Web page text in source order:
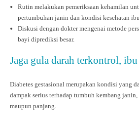
Rutin melakukan pemeriksaan kehamilan
pertumbuhan janin dan kondisi kesehatan ibu.
Diskusi dengan dokter mengenai metode
bayi diprediksi besar.
Jaga gula darah terkontrol,
Diabetes gestasional merupakan kondisi yang
dampak serius terhadap tumbuh kembang
maupun panjang.